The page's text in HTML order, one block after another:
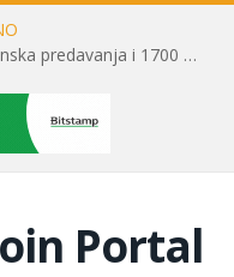
Toni Milun postao “milijarder”! Vrhunska predavanja i 1700 posjetitelja obilježili su mjesec financijske pismenosti
Portal